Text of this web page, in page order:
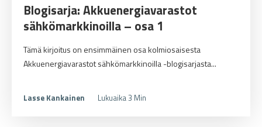
Blogisarja: Akkuenergiavarastot
sähkömarkkinoilla – osa 1
Tämä kirjoitus on ensimmäinen osa kolmiosaisesta
Akkuenergiavarastot sähkömarkkinoilla -blogisarjasta...
Lasse Kankainen Lukuaika 3 Min